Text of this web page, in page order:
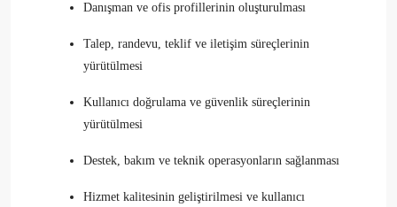
Danışman ve ofis profillerinin oluşturulması
Talep, randevu, teklif ve iletişim süreçlerinin
yürütülmesi
Kullanıcı doğrulama ve güvenlik süreçlerinin
yürütülmesi
Destek, bakım ve teknik operasyonların sağlanması
Hizmet kalitesinin geliştirilmesi ve kullanıcı